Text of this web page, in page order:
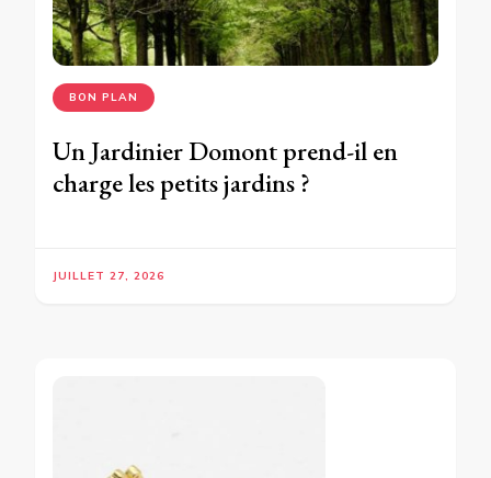
BON PLAN
Un Jardinier Domont prend-il en
charge les petits jardins ?
JUILLET 27, 2026